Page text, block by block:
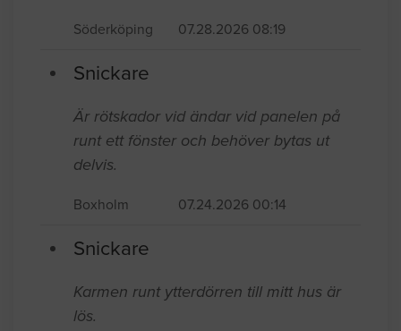
Söderköping 07.28.2026 08:19
Snickare
Är rötskador vid ändar vid panelen på
runt ett fönster och behöver bytas ut
delvis.
Boxholm 07.24.2026 00:14
Snickare
Karmen runt ytterdörren till mitt hus är
lös.